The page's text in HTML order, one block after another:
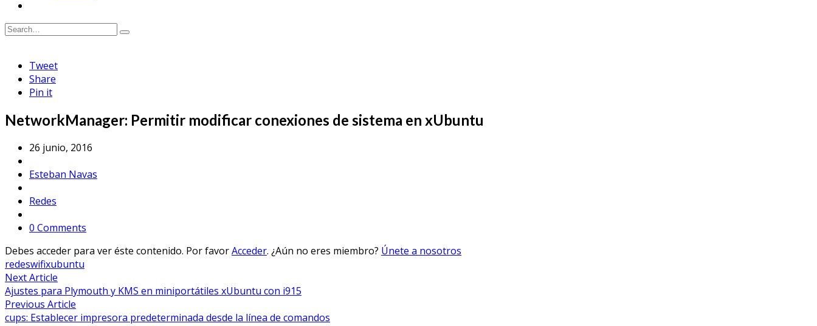
Tweet
Share
Pin it
NetworkManager: Permitir modificar conexiones de sistema en xUbuntu
26 junio, 2016
Esteban Navas
Redes
0 Comments
Debes acceder para ver éste contenido. Por favorAcceder. ¿Aún no eres miembro? Únete a nosotros
redeswifixubuntu
Navegación
de
entradas
Next Article
Ajustes para Plymouth y KMS en miniportátiles xUbuntu con i915
Previous Article
cups: Establecer impresora predeterminada desde la línea de comandos